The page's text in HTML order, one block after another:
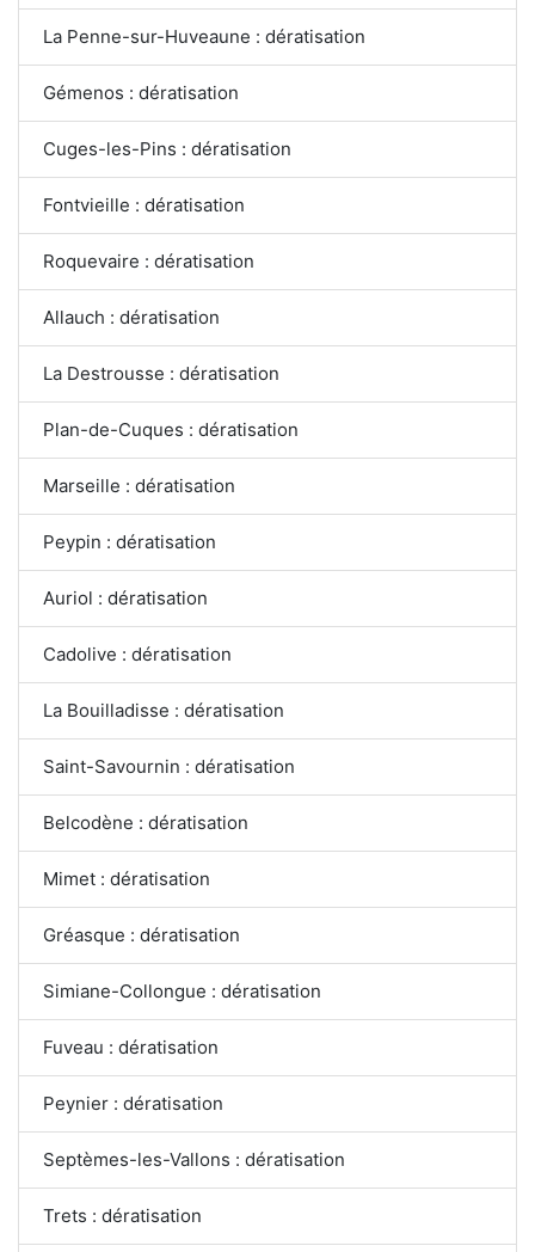
La Penne-sur-Huveaune : dératisation
Gémenos : dératisation
Cuges-les-Pins : dératisation
Fontvieille : dératisation
Roquevaire : dératisation
Allauch : dératisation
La Destrousse : dératisation
Plan-de-Cuques : dératisation
Marseille : dératisation
Peypin : dératisation
Auriol : dératisation
Cadolive : dératisation
La Bouilladisse : dératisation
Saint-Savournin : dératisation
Belcodène : dératisation
Mimet : dératisation
Gréasque : dératisation
Simiane-Collongue : dératisation
Fuveau : dératisation
Peynier : dératisation
Septèmes-les-Vallons : dératisation
Trets : dératisation